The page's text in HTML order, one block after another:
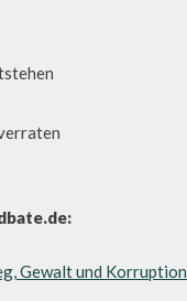
Gewalt und Korruption